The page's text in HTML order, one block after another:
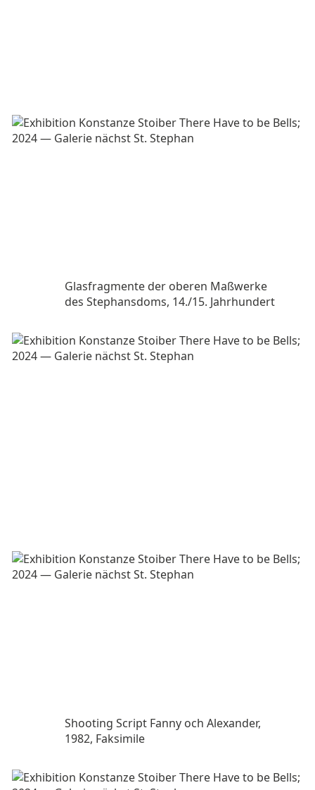
Glasfragmente der oberen Maßwerke
des Stephansdoms, 14./15. Jahrhundert
Shooting Script Fanny och Alexander,
1982, Faksimile